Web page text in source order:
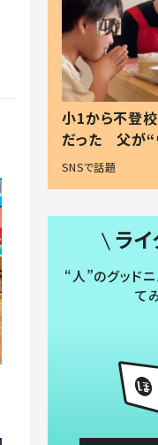
小1から不登校
だった 父が“
る理由とは #
SNSで話題
ライ
“人”のグッド
て